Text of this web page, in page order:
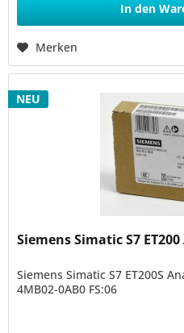
In den
Merken
NEU
Siemens Simatic S7
Siemens Simatic S7 ET200S
4MB02-0AB0 FS:06